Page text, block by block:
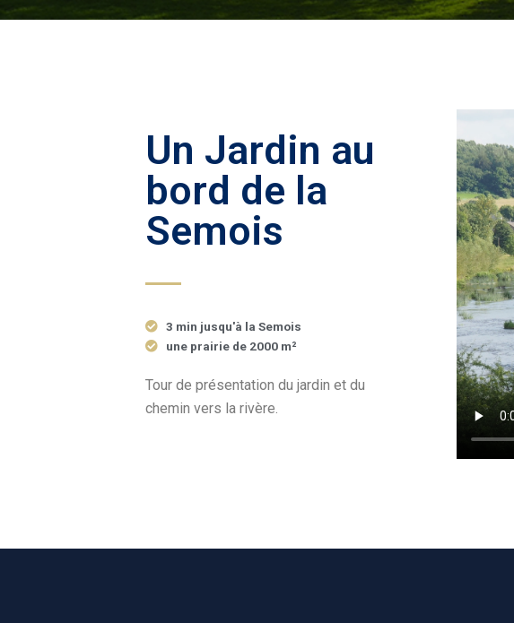
Un Jardin au
bord de la
Semois
3 min jusqu'à la Semois
une prairie de 2000 m²
Tour de présentation du jardin et du
chemin vers la rivère.